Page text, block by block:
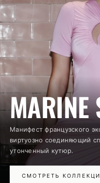
MARINE
Манифест французского
виртуозно соединяющий
утонченный кутюр.
СМОТРЕТЬ